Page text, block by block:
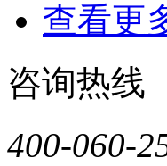
查看更
咨询热线
400-060-